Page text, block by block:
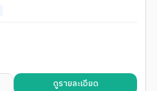
ดูรายละเอียด